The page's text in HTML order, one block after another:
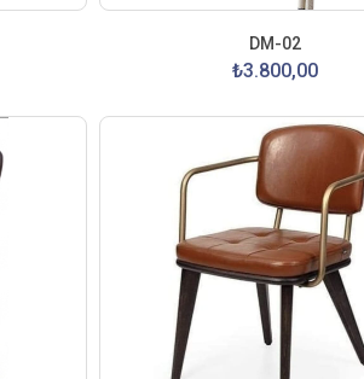
DM-02
₺3.800,00